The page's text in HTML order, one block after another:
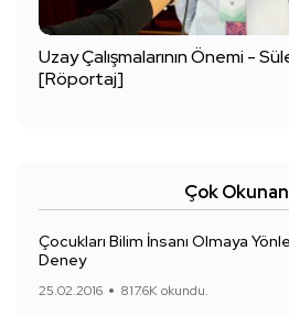
Uzay Çalışmalarının Önemi -
[Röportaj]
Çok
Çocukları Bilim İnsanı Olmaya
Deney
25.02.2016 817.6K okundu.